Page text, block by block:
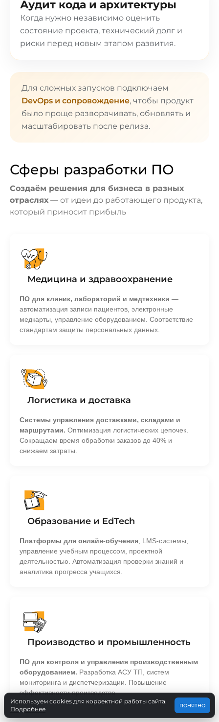
Аудит кода и архитектуры
Когда нужно независимо оценить
состояние проекта, технический долг и
риски перед новым этапом развития.
Для сложных запусков подключаем
DevOps и сопровождение, чтобы продукт
было проще разворачивать, обновлять и
масштабировать после релиза.
Сферы разработки ПО
Создаём решения для бизнеса в разных
отраслях — от идеи до работающего продукта,
который приносит прибыль
Медицина и здравоохранение
ПО для клиник, лабораторий и медтехники —
автоматизация записи пациентов, электронные
медкарты, управление оборудованием. Соответствие
стандартам защиты персональных данных.
Логистика и доставка
Системы управления доставками, складами и
маршрутами. Оптимизация логистических цепочек.
Сокращаем время обработки заказов до 40% и
снижаем затраты.
Образование и EdTech
Платформы для онлайн-обучения , LMS-системы,
управление учебным процессом, проектной
деятельностью. Автоматизация проверки знаний и
аналитика прогресса учащихся.
Производство и промышленность
ПО для контроля и управления производственным
оборудованием. Разработка АСУ ТП, систем
мониторинга и диспетчеризации. Повышение
эффективности производства.
Используем cookies для корректной работы сайта.
Подробнее
ПОНЯТНО